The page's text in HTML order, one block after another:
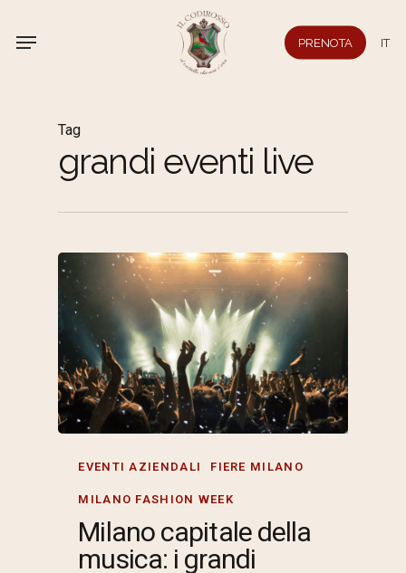
PRENOTA IT
Tag
grandi eventi live
EVENTI AZIENDALI FIERE MILANO
MILANO FASHION WEEK
Milano capitale della
musica: i grandi